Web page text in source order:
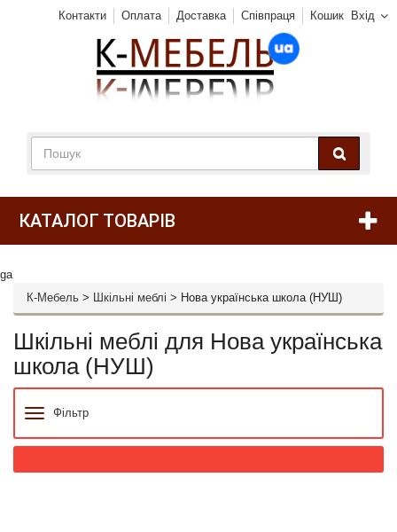
Вхід
Контакти Оплата Доставка Співпраця Кошик
КАТАЛОГ ТОВАРІВ
ga
К-Мебель > Шкільні меблі > Нова українська школа (НУШ)
Шкільні меблі для Нова українська
школа (НУШ)
Фільтр